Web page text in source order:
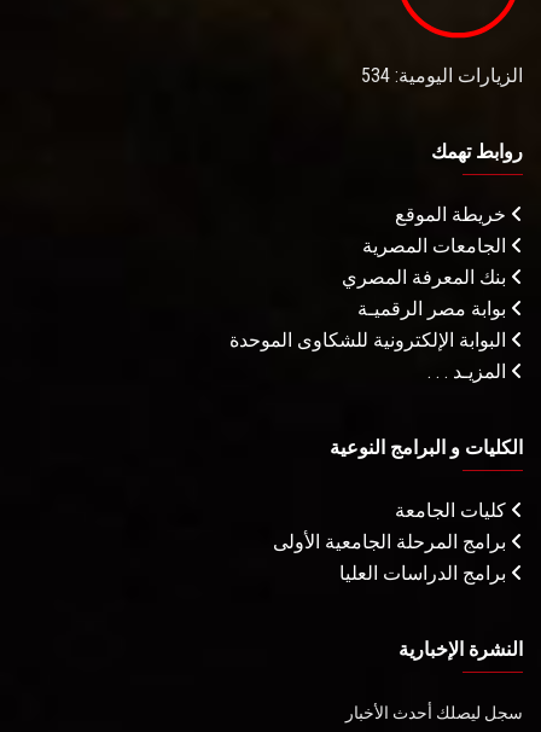
الزيارات اليومية: 534
روابط تهمك
خريطة الموقع
الجامعات المصرية
بنك المعرفة المصري
بوابة مصر الرقميـة
البوابة الإلكترونية للشكاوى الموحدة
المزيـد . . .
الكليات و البرامج النوعية
كليات الجامعة
برامج المرحلة الجامعية الأولى
برامج الدراسات العليا
النشرة الإخبارية
سجل ليصلك أحدث الأخبار